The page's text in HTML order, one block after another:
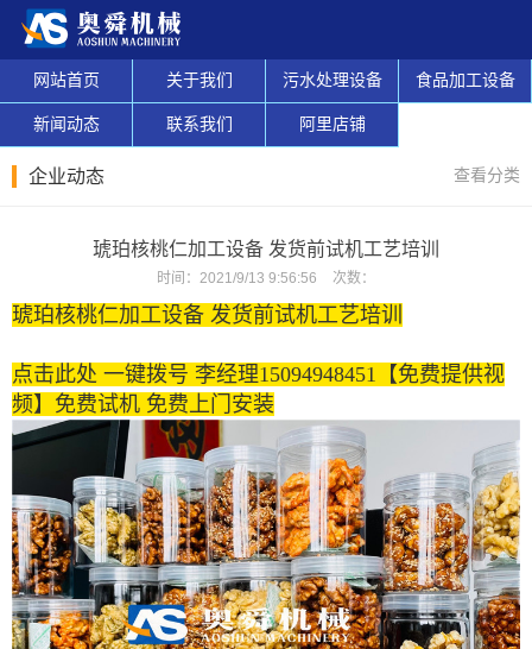
网站首页 关于我们 污水处理设备 食品加工设备
新闻动态 联系我们 阿里店铺
企业动态 查看分类
琥珀核桃仁加工设备 发货前试机工艺培训
时间： 2021/9/13 9:56:56 次数：
琥珀核桃仁加工设备 发货前试机工艺培训
点击此处 一键拨号 李经理15094948451【免费提供视
频】免费试机 免费上门安装